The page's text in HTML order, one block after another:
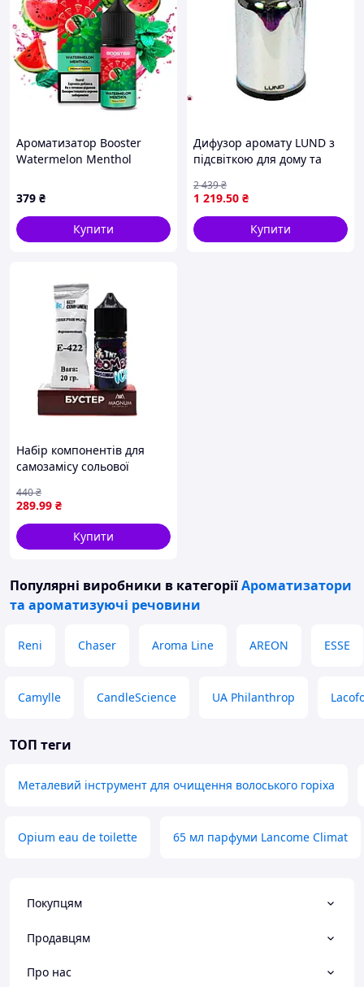
Ароматизатор Booster
Watermelon Menthol
379 ₴
Купити
Дифузор аромату LUND з
підсвіткою для дому та
мл 30 мл/год RGB підсвітка
1 219.50 ₴
2 439₴
Купити
Набір компонентів для
самозамісу сольової
30 мл 0-50 мг Смородина
(16910-hbr) D11-2026
289.99 ₴
440₴
Купити
Популярні виробники в категоріїАроматизатори
та ароматизуючі речовини
Reni Chaser Aroma Line AREON ESSE
Camylle CandleScience UA Philanthrop
ТОП теги
Металевий інструмент для очищення волоського горіха
Opium eau de toilette 65 мл парфуми Lancome Climat
Покупцям
Продавцям
Про нас